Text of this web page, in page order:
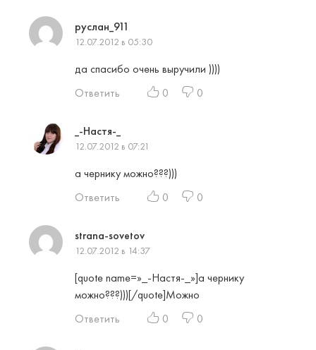
руслан_911
12.07.2012 в 05:30
да спасибо очень выручили ))))
Ответить
0 0
_-Настя-_
12.07.2012 в 07:21
а чернику можно???)))
Ответить
0 0
strana-sovetov
12.07.2012 в 14:37
[quote name=»_-Настя-_»]а чернику
можно???)))[/quote]Можно
Ответить
0 0